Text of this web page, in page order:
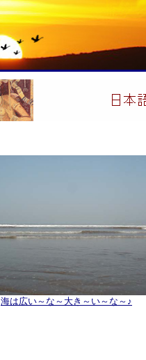
海は広い～な～大き～い～な～♪